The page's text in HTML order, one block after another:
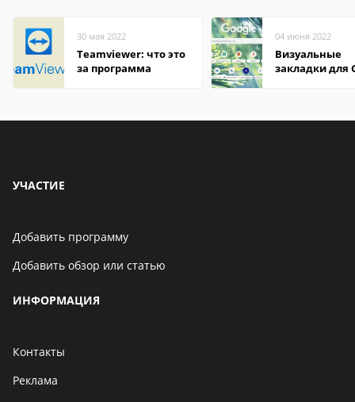
30 мая 2022
Teamviewer: что это
за программа
04 июня 2022
Визуальные
закладки для
УЧАСТИЕ
Добавить программу
Добавить обзор или статью
ИНФОРМАЦИЯ
Контакты
Реклама